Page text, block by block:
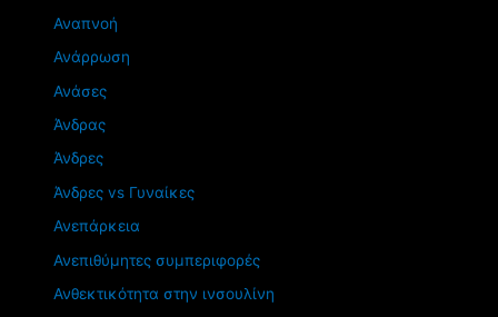
Αναπνοή
Ανάρρωση
Ανάσες
Άνδρας
Άνδρες
Άνδρες vs Γυναίκες
Ανεπάρκεια
Ανεπιθύμητες συμπεριφορές
Ανθεκτικότητα στην ινσουλίνη